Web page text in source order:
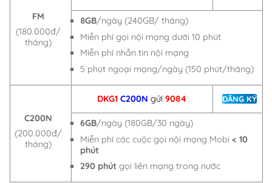
FM
(180.000đ/
tháng)
8GB/ngày (240GB/ tháng)
Miễn phí gọi nội mạng dưới 10 phút
Miễn phí nhắn tin nội mạng
5 phút ngoại mạng/ngày (150 phút/tháng)
C200N
(200.000đ/
tháng)
DKG1 C200N gửi 9084 ĐĂNG KÝ
6GB/ngày (180GB/30 ngày)
Miễn phí các cuộc gọi nội mạng Mobi< 10
phút
290 phút gọi liên mạng trong nước